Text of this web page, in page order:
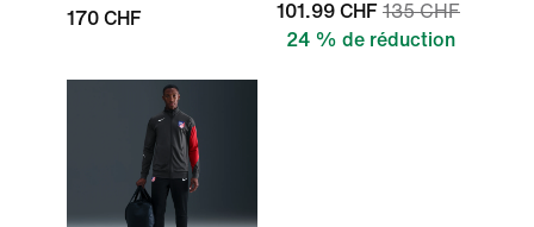
170 CHF
101.99 CHF 135 CHF
24 % de réduction